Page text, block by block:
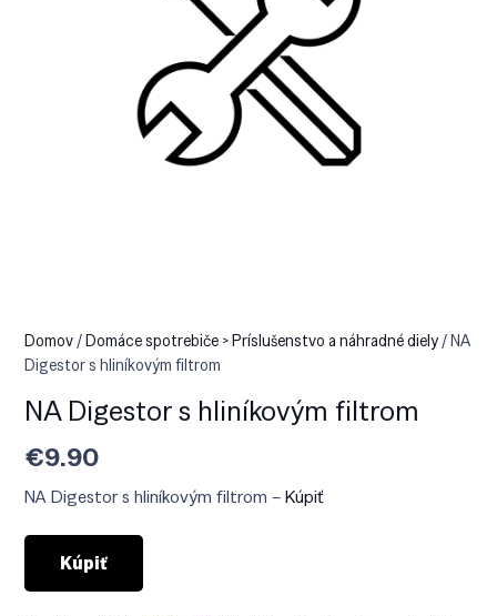
Domov/Domáce spotrebiče > Príslušenstvo a náhradné diely/ NA
Digestor s hliníkovým filtrom
NA Digestor s hliníkovým filtrom
€9.90
NA Digestor s hliníkovým filtrom –Kúpiť
Kúpiť